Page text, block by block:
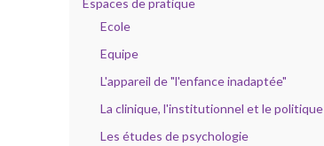
Ecole
Equipe
L'appareil de "l'enfance inadaptée"
La clinique, l'institutionnel et le politique
Les études de psychologie